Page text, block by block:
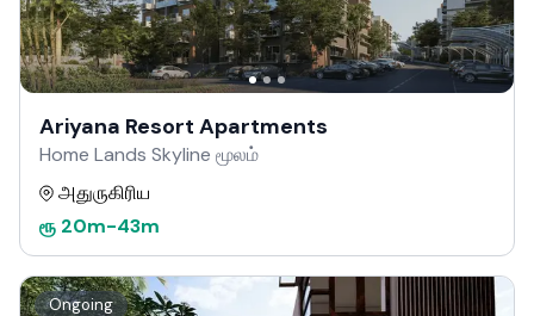
Ariyana Resort Apartments
Home Lands Skyline மூலம்
அதுருகிரிய
ரூ 20m-43m
Ongoing